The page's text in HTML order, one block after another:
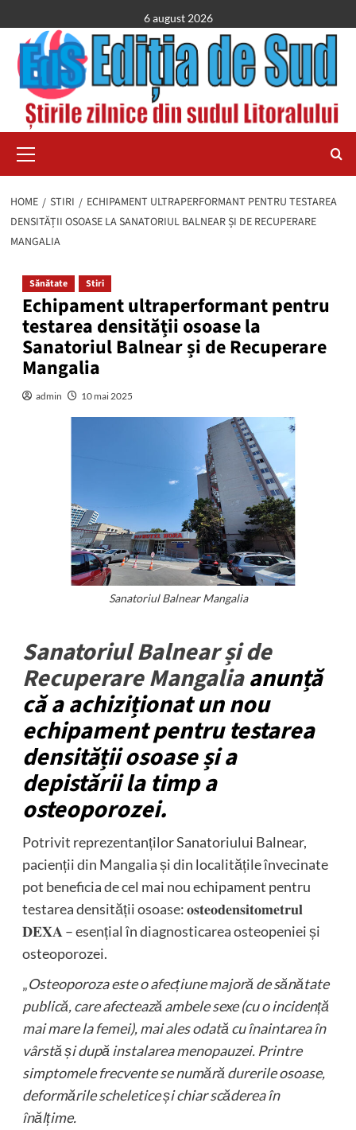
to
content
6 august 2026
Menu
HOME STIRI
ECHIPAMENT ULTRAPERFORMANT PENTRU TESTAREA
DENSITĂȚII OSOASE LA SANATORIUL BALNEAR ȘI DE RECUPERARE
MANGALIA
Sănătate Stiri
Echipament ultraperformant pentru
testarea densității osoase la
Sanatoriul Balnear și de Recuperare
Mangalia
admin 10 mai 2025
Sanatoriul Balnear Mangalia
Sanatoriul Balnear și de
Recuperare Mangaliaanunță
că a achiziționat un nou
echipament pentru testarea
densității osoase și a
depistării la timp a
osteoporozei.
Potrivit reprezentanților Sanatoriului Balnear,
pacienții din Mangalia și din localitățile învecinate
pot beneficia de cel mai nou echipament pentru
testarea densității osoase: 𝐨𝐬𝐭𝐞𝐨𝐝𝐞𝐧𝐬𝐢𝐭𝐨𝐦𝐞𝐭𝐫𝐮𝐥
𝐃𝐄𝐗𝐀 – esențial în diagnosticarea osteopeniei și
osteoporozei.
„Osteoporoza este o afecțiune majoră de sănătate
publică, care afectează ambele sexe (cu o incidență
mai mare la femei), mai ales odată cu înaintarea în
vârstă și după instalarea menopauzei. Printre
simptomele frecvente se numără durerile osoase,
deformările scheletice și chiar scăderea în
înălțime.